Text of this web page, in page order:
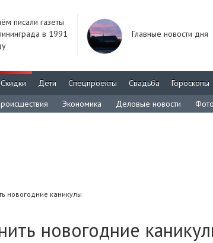
писали газеты
в 1991
Главные новости дня
Скидки Дети Спецпроекты Свадьба
Гороскопы
Экономика Деловые новости
новогодние каникулы
новогодние